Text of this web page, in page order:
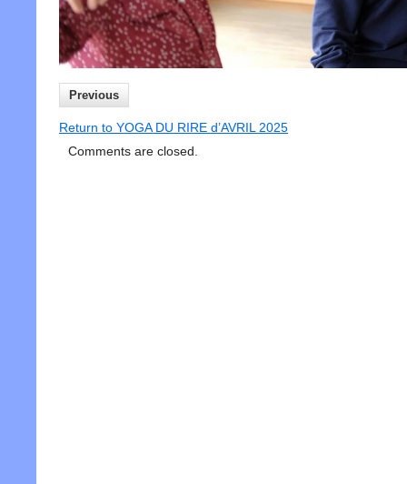
Previous
Return to YOGA DU RIRE d’AVRIL 2025
Comments are closed.